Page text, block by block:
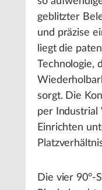
geblitzter
und präzise
liegt die
Technologie,
sorgt. Die
per Industrial
Einrichten
Die vier 90°-